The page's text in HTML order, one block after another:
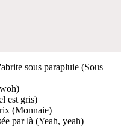
sous parapluie (Sous
est gris)
(Monnaie)
par là (Yeah, yeah)